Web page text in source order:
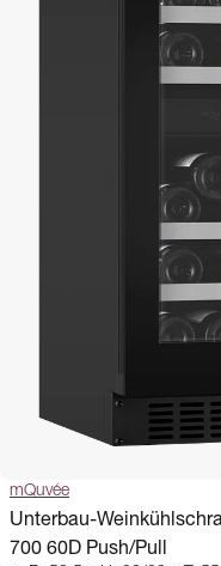
mQuvée
Unterbau-
700 60D Push/Pull